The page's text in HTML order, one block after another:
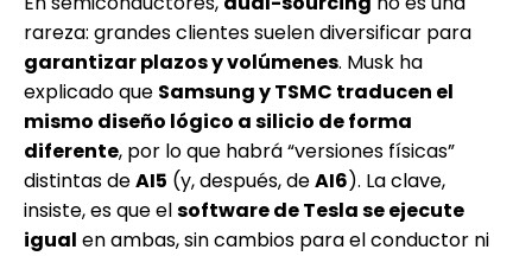
rareza: grandes clientes suelen diversificar para
garantizar plazos y volúmenes. Musk ha
explicado que Samsung y TSMC traducen el
mismo diseño lógico a silicio de forma
diferente, por lo que habrá “versiones físicas”
distintas deAI5 (y, después, deAI6). La clave,
insiste, es que elsoftware de Tesla se ejecute
igual en ambas, sin cambios para el conductor ni